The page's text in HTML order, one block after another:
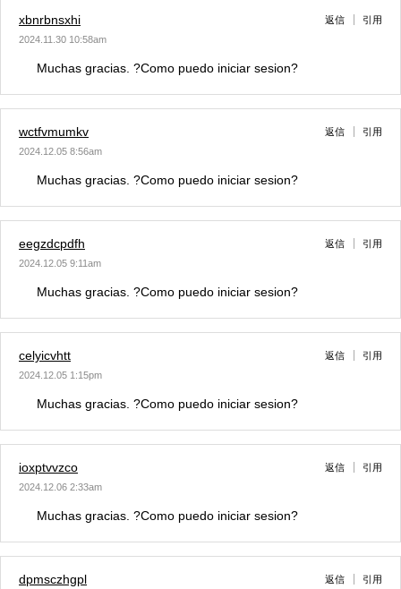
xbnrbnsxhi
2024.11.30 10:58am
返信 引用
Muchas gracias. ?Como puedo iniciar sesion?
wctfvmumkv
2024.12.05 8:56am
返信 引用
Muchas gracias. ?Como puedo iniciar sesion?
eegzdcpdfh
2024.12.05 9:11am
返信 引用
Muchas gracias. ?Como puedo iniciar sesion?
celyicvhtt
2024.12.05 1:15pm
返信 引用
Muchas gracias. ?Como puedo iniciar sesion?
ioxptvvzco
2024.12.06 2:33am
返信 引用
Muchas gracias. ?Como puedo iniciar sesion?
dpmsczhgpl 返信 引用